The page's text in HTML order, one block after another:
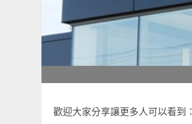
歡迎大家分享讓更多人可以看到：